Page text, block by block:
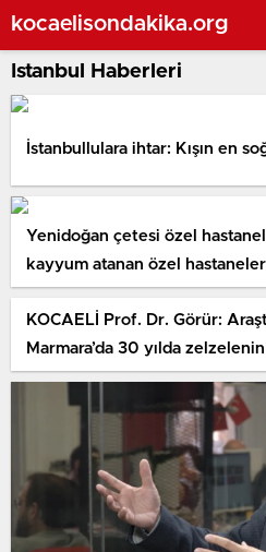
kocaelisondakika.org
Istanbul Haberleri
İstanbullulara ihtar: Kışın en
Yenidoğan çetesi özel
kayyum atanan özel
KOCAELİ Prof. Dr. Görür:
Marmara’da 30 yılda
yüzde 47